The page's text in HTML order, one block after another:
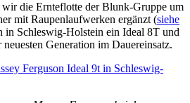
wir die Ernteflotte der Blunk-Gruppe um
mit Raupenlaufwerken ergänzt (siehe
in Schleswig-Holstein ein Ideal 8T und
Generation im Dauereinsatz.